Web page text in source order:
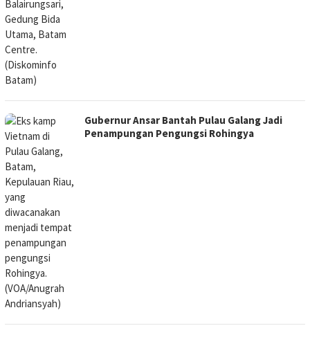
Gubernur Ansar Bantah Pulau Galang Jadi
Penampungan Pengungsi Rohingya